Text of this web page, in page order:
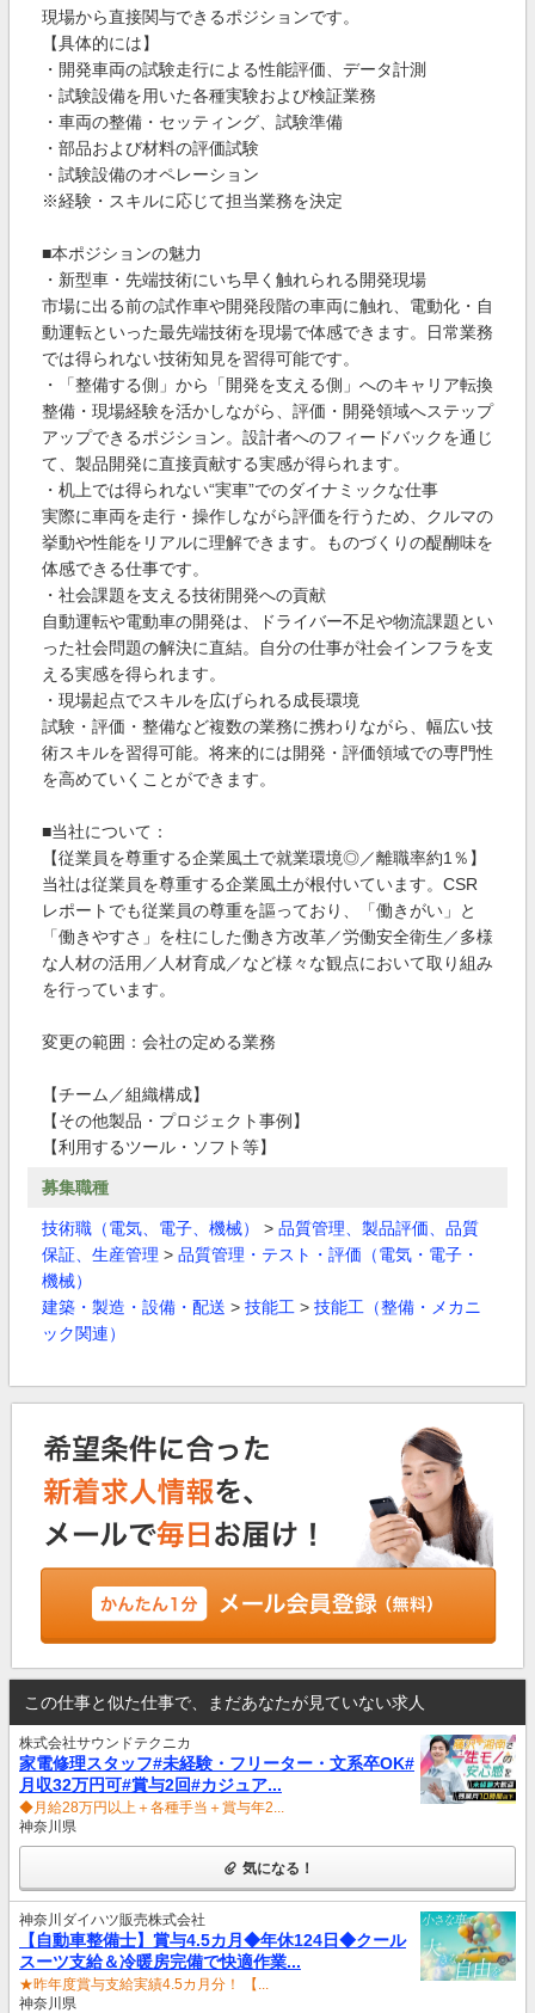
現場から直接関与できるポジションです。
【具体的には】
・開発車両の試験走行による性能評価、データ計測
・試験設備を用いた各種実験および検証業務
・車両の整備・セッティング、試験準備
・部品および材料の評価試験
・試験設備のオペレーション
※経験・スキルに応じて担当業務を決定
■本ポジションの魅力
・新型車・先端技術にいち早く触れられる開発現場
市場に出る前の試作車や開発段階の車両に触れ、電動化・自
動運転といった最先端技術を現場で体感できます。日常業務
では得られない技術知見を習得可能です。
・「整備する側」から「開発を支える側」へのキャリア転換
整備・現場経験を活かしながら、評価・開発領域へステップ
アップできるポジション。設計者へのフィードバックを通じ
て、製品開発に直接貢献する実感が得られます。
・机上では得られない“実車”でのダイナミックな仕事
実際に車両を走行・操作しながら評価を行うため、クルマの
挙動や性能をリアルに理解できます。ものづくりの醍醐味を
体感できる仕事です。
・社会課題を支える技術開発への貢献
自動運転や電動車の開発は、ドライバー不足や物流課題とい
った社会問題の解決に直結。自分の仕事が社会インフラを支
える実感を得られます。
・現場起点でスキルを広げられる成長環境
試験・評価・整備など複数の業務に携わりながら、幅広い技
術スキルを習得可能。将来的には開発・評価領域での専門性
を高めていくことができます。
■当社について：
【従業員を尊重する企業風土で就業環境◎／離職率約1％】
当社は従業員を尊重する企業風土が根付いています。CSR
レポートでも従業員の尊重を謳っており、「働きがい」と
「働きやすさ」を柱にした働き方改革／労働安全衛生／多様
な人材の活用／人材育成／など様々な観点において取り組み
を行っています。
変更の範囲：会社の定める業務
【チーム／組織構成】
【その他製品・プロジェクト事例】
【利用するツール・ソフト等】
募集職種
技術職（電気、電子、機械） > 品質管理、製品評価、品質
保証、生産管理 > 品質管理・テスト・評価（電気・電子・
機械）
建築・製造・設備・配送 > 技能工 > 技能工（整備・メカニ
ック関連）
この仕事と似た仕事で、まだあなたが見ていない求人
株式会社サウンドテクニカ
家電修理スタッフ#未経験・フリーター・文系卒OK#
月収32万円可#賞与2回#カジュア...
◆月給28万円以上＋各種手当＋賞与年2...
神奈川県
気になる！
神奈川ダイハツ販売株式会社
【自動車整備士】賞与4.5カ月◆年休124日◆クール
スーツ支給＆冷暖房完備で快適作業...
★昨年度賞与支給実績4.5カ月分！ 【...
神奈川県